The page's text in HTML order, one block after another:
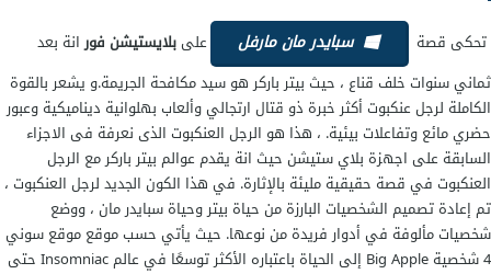
تحكى قصة سبايدر مان مارفل علىبلايستيشن فورانة بعد
ثماني سنوات خلف قناع ، حيث بيتر باركر هو سيد مكافحة الجريمة.و يشعر بالقوة
الكاملة لرجل عنكبوت أكثر خبرة ذو قتال ارتجالي وألعاب بهلوانية ديناميكية وعبور
حضري مائع وتفاعلات بيئية. ، هذا هو الرجل العنكبوت الذى نعرفة فى الاجزاء
السابقة على اجهزة بلاي ستيشن حيث انة يقدم عوالم بيتر باركر مع الرجل
العنكبوت في قصة حقيقية مليئة بالإثارة. في هذا الكون الجديد لرجل العنكبوت ،
تم إعادة تصميم الشخصيات البارزة من حياة بيتر وحياة سبايدر مان ، ووضع
شخصيات مألوفة في أدوار فريدة من نوعها. حيث يأتي حسب موقع موقع سوني
4 شخصية Big Apple إلى الحياة باعتباره الأكثر توسعًا في عالم Insomniac حتى